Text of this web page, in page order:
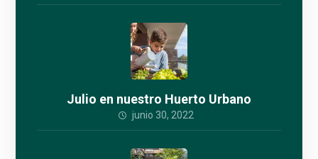
Julio en nuestro Huerto Urbano
junio 30, 2022